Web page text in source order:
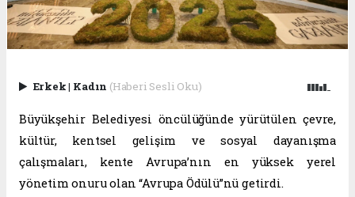
Erkek| Kadın (Haberi Sesli Oku)
Büyükşehir Belediyesi öncülüğünde yürütülen çevre,
kültür, kentsel gelişim ve sosyal dayanışma
çalışmaları, kente Avrupa’nın en yüksek yerel
yönetim onuru olan “Avrupa Ödülü”nü getirdi.